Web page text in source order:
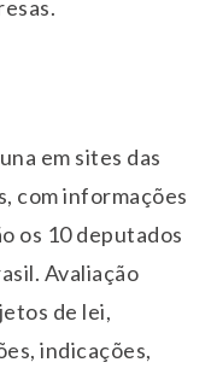
em sites das
com informações
os 10 deputados
Avaliação
de lei,
indicações,